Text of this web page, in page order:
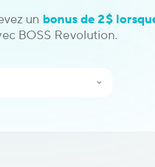
un bonus de 2$
BOSS Revolution.